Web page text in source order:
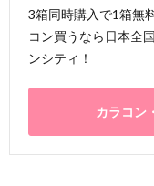
3箱同時購入で1箱無
コン買うなら日本全
ンシティ！
カラコン